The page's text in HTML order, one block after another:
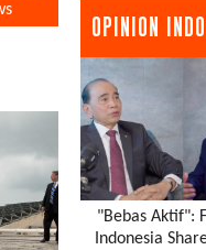
OPINION
"Bebas Aktif":
Indonesia